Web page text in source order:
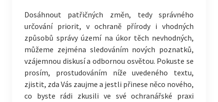
Dosáhnout patřičných změn, tedy správného
určování priorit, v ochraně přírody i vhodných
způsobů správy území na úkor těch nevhodných,
můžeme zejména sledováním nových poznatků,
vzájemnou diskusí a odbornou osvětou. Pokuste se
prosím, prostudováním níže uvedeného textu,
zjistit, zda Vás zaujme a jestli přinese něco nového,
co byste rádi zkusili ve své ochranářské praxi